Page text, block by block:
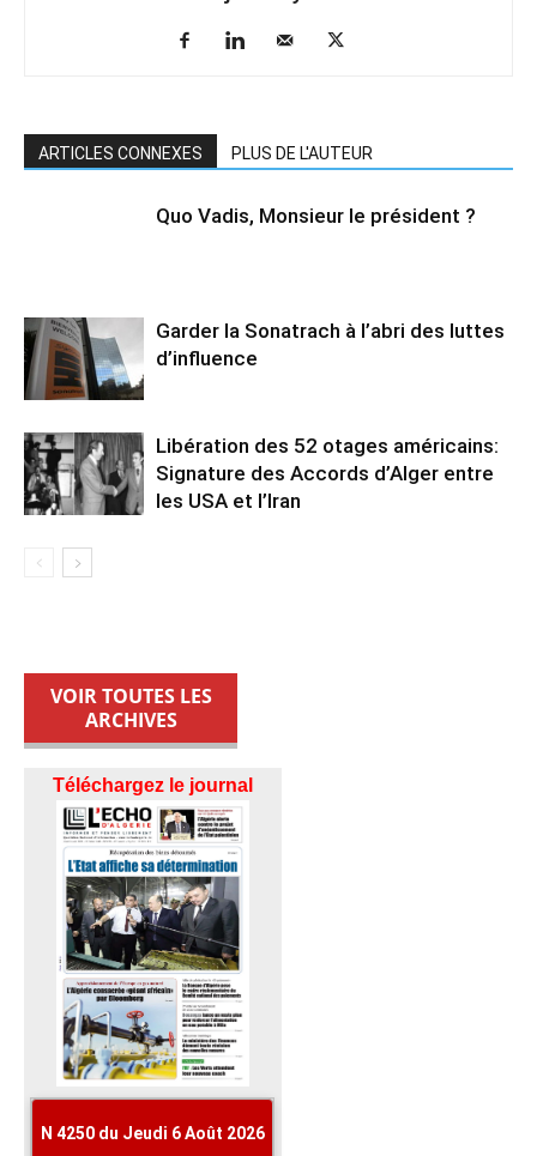
ARTICLES CONNEXES PLUS DE L'AUTEUR
Quo Vadis, Monsieur le président ?
Garder la Sonatrach à l’abri des luttes
d’influence
Libération des 52 otages américains:
Signature des Accords d’Alger entre
les USA et l’Iran
VOIR TOUTES LES
ARCHIVES